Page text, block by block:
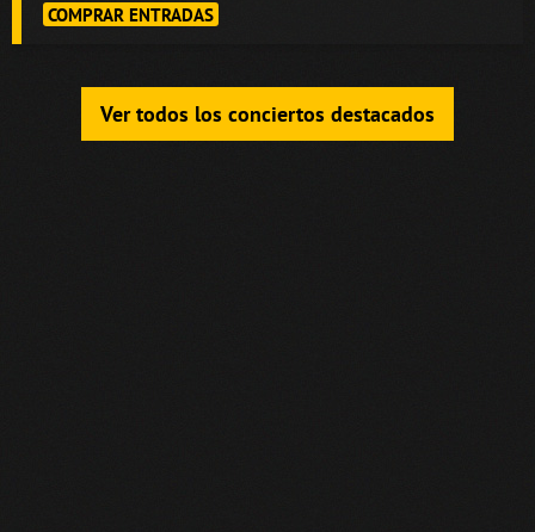
COMPRAR ENTRADAS
Ver todos los conciertos destacados